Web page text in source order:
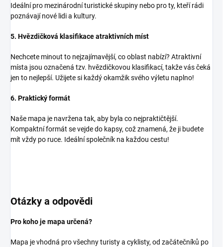
Ideální pro mezinárodní turistické skupiny nebo pro ty, kteří rádi
poznávají nové lidi a kultury.
5. Hvězdičková klasifikace atraktivních míst
Nechcete minout to nejzajímavější, co oblast nabízí? Atraktivní
místa jsou označená tzv. hvězdičkovou klasifikací, takže vás čeká
jen to nejlepší. Užijete si každý okamžik svého výletu naplno!
6. Praktický formát
Naše mapa je navržena tak, aby byla co nejpraktičtější.
Kompaktní formát se vejde do kapsy, což znamená, že ji budete
mít vždy po ruce. Ideální společník na každou cestu!
Otázky a odpovědi
Pro koho je mapa určená?
Mapa je vhodná pro všechny turisty a cyklisty, od začátečníků po